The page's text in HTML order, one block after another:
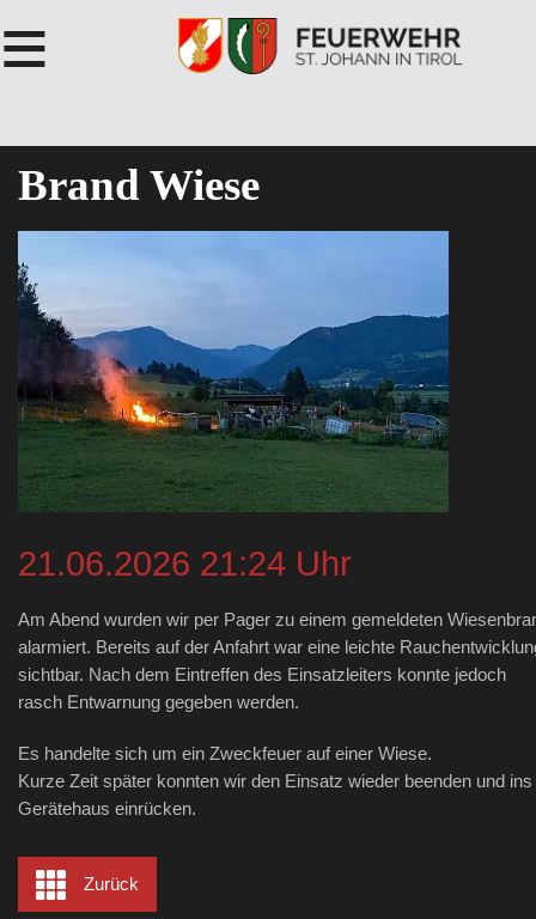
≡
Brand Wiese
21.06.2026 21:24 Uhr
Am Abend wurden wir per Pager zu einem gemeldeten
alarmiert. Bereits auf der Anfahrt war eine leichte
sichtbar. Nach dem Eintreffen des Einsatzleiters konnte jedoch
rasch Entwarnung gegeben werden.
Es handelte sich um ein Zweckfeuer auf einer Wiese.
Kurze Zeit später konnten wir den Einsatz wieder beenden und ins
Gerätehaus einrücken.
Zurück